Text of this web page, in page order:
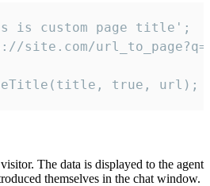
custom page title';
true, url);
The data is displayed to the agent
themselves in the chat window.